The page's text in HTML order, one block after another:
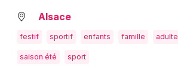
Manifestations
Marseille
Mulhouse
Montpellier
Alsace
festif sportif enfants famille
saison été sport